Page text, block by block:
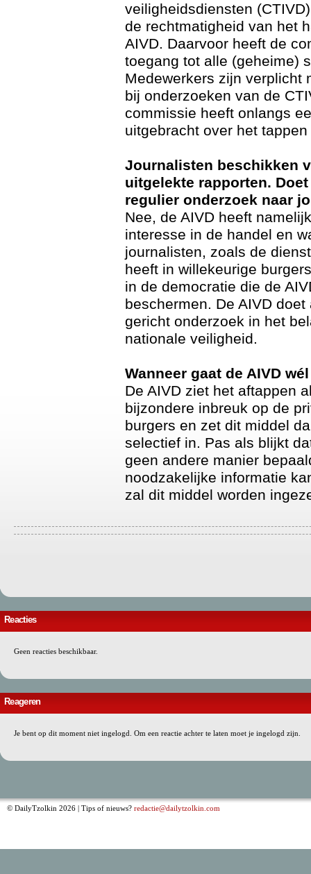
veiligheidsdiensten
de rechtmatigheid van het
AIVD. Daarvoor heeft de
toegang tot alle (geheime)
Medewerkers zijn verplicht
bij onderzoeken van de
commissie heeft onlangs
uitgebracht over het
Journalisten beschikken
uitgelekte rapporten. Doet
regulier onderzoek naar
Nee, de AIVD heeft
interesse in de handel en
journalisten, zoals de
heeft in willekeurige
in de democratie die de
beschermen. De AIVD
gericht onderzoek in het
nationale veiligheid.
Wanneer gaat de AIVD
De AIVD ziet het aftappen
bijzondere inbreuk op de
burgers en zet dit middel
selectief in. Pas als blijkt
geen andere manier
noodzakelijke informatie
zal dit middel worden
Reacties
Geen reacties beschikbaar.
Reageren
Je bent op dit moment niet ingelogd. Om een reactie achter te laten moet je ingelogd zijn.
© DailyTzolkin 2026 | Tips of nieuws? redactie@dailytzolkin.com